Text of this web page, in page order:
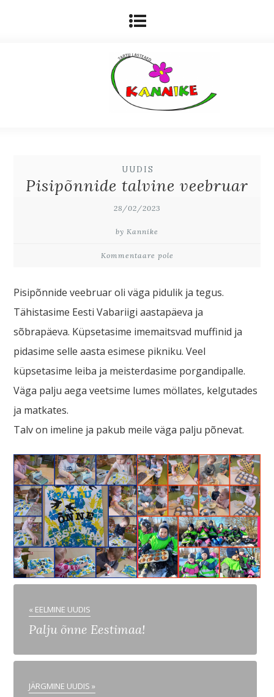
UUDIS
Pisipõnnide talvine veebruar
28/02/2023
by Kannike
Kommentaare pole
Pisipõnnide veebruar oli väga pidulik ja tegus.
Tähistasime Eesti Vabariigi aastapäeva ja
sõbrapäeva. Küpsetasime imemaitsvad muffinid ja
pidasime selle aasta esimese pikniku. Veel
küpsetasime leiba ja meisterdasime porgandipalle.
Väga palju aega veetsime lumes möllates, kelgutades
ja matkates.
Talv on imeline ja pakub meile väga palju põnevat.
« EELMINE UUDIS
Palju õnne Eestimaa!
JÄRGMINE UUDIS »